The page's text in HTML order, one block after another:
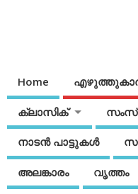
Home
ക്ലാസിക്
നാടന്‍ പാട്ടുകള്‍
അലങ്കാരം വൃത്തം